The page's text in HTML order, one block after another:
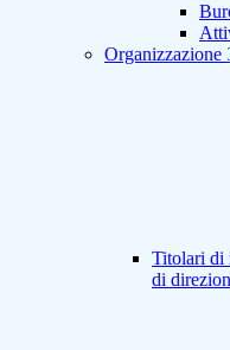
Organizzazione
Titolari di
di